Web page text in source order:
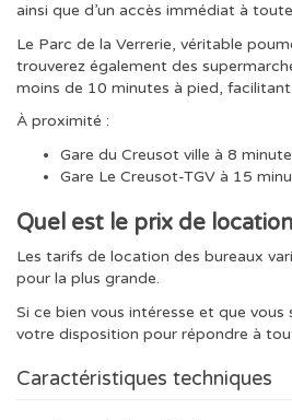
ainsi que d’un accès immédiat à
Le Parc de la Verrerie, véritable
trouverez également des
moins de 10 minutes à pied,
À proximité :
Gare du Creusot ville à 8
Gare Le Creusot-TGV à 15
Quel est le prix de
Les tarifs de location des bureaux
pour la plus grande.
Si ce bien vous intéresse et que
votre disposition pour répondre à
Caractéristiques techniques